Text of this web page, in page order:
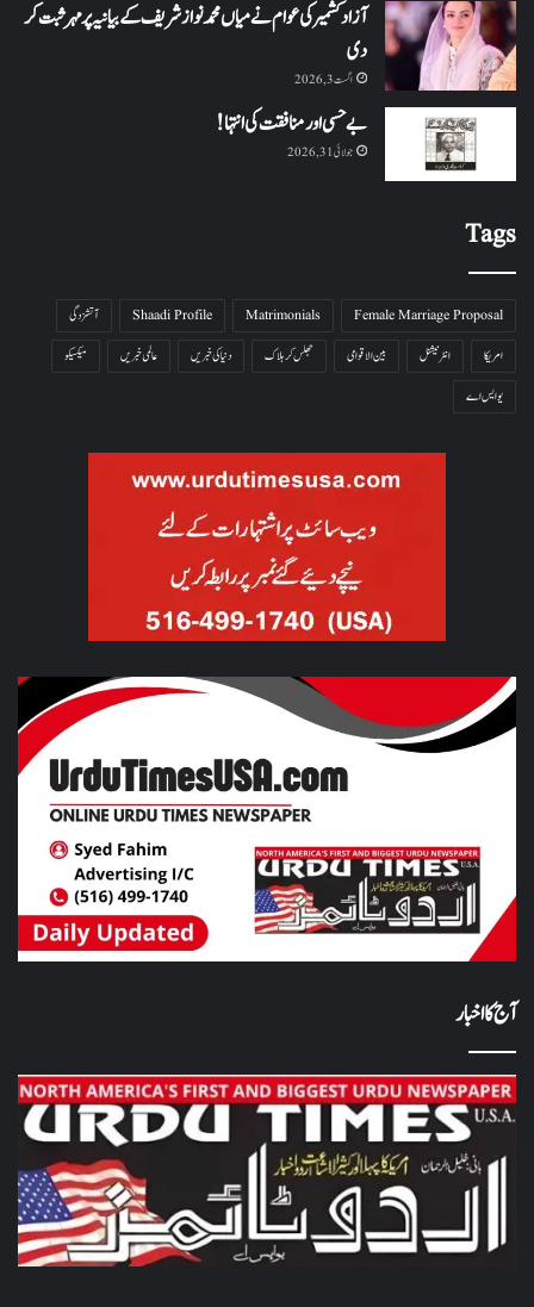
آزاد کشمیر کی عوام نے میاں محمد نواز شریف کے بیانیہ پر مہر ثبت کر
دی
اگست 3, 2026
بے حسی اور منافقت کی انتہا !
جولائی 31, 2026
Tags
Female Marriage Proposal
Matrimonials
Shaadi Profile
آتشزدگی
امریکا
انٹرنیشنل بین الاقوامی جھلس کر ہلاک دنیا کی خبریں عالمی خبریں
میکسیکو
یو ایس اے
آج کا اخبار